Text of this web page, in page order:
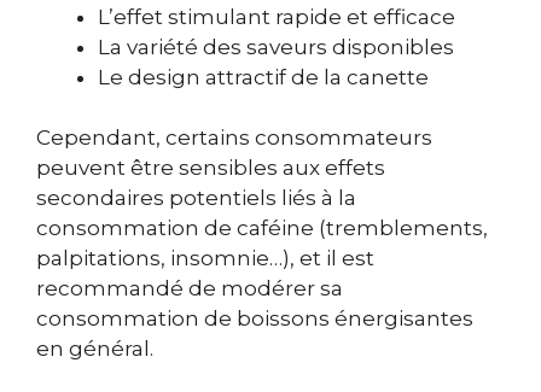
L’effet stimulant rapide et efficace
La variété des saveurs disponibles
Le design attractif de la canette
Cependant, certains consommateurs
peuvent être sensibles aux effets
secondaires potentiels liés à la
consommation de caféine (tremblements,
palpitations, insomnie…), et il est
recommandé de modérer sa
consommation de boissons énergisantes
en général.